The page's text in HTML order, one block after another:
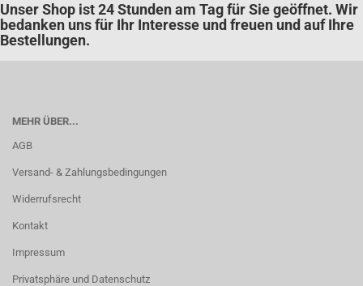
Unser Shop ist 24 Stunden am Tag für Sie geöffnet. Wir
bedanken uns für Ihr Interesse und freuen und auf Ihre
Bestellungen.
MEHR ÜBER...
AGB
Versand- & Zahlungsbedingungen
Widerrufsrecht
Kontakt
Impressum
Privatsphäre und Datenschutz